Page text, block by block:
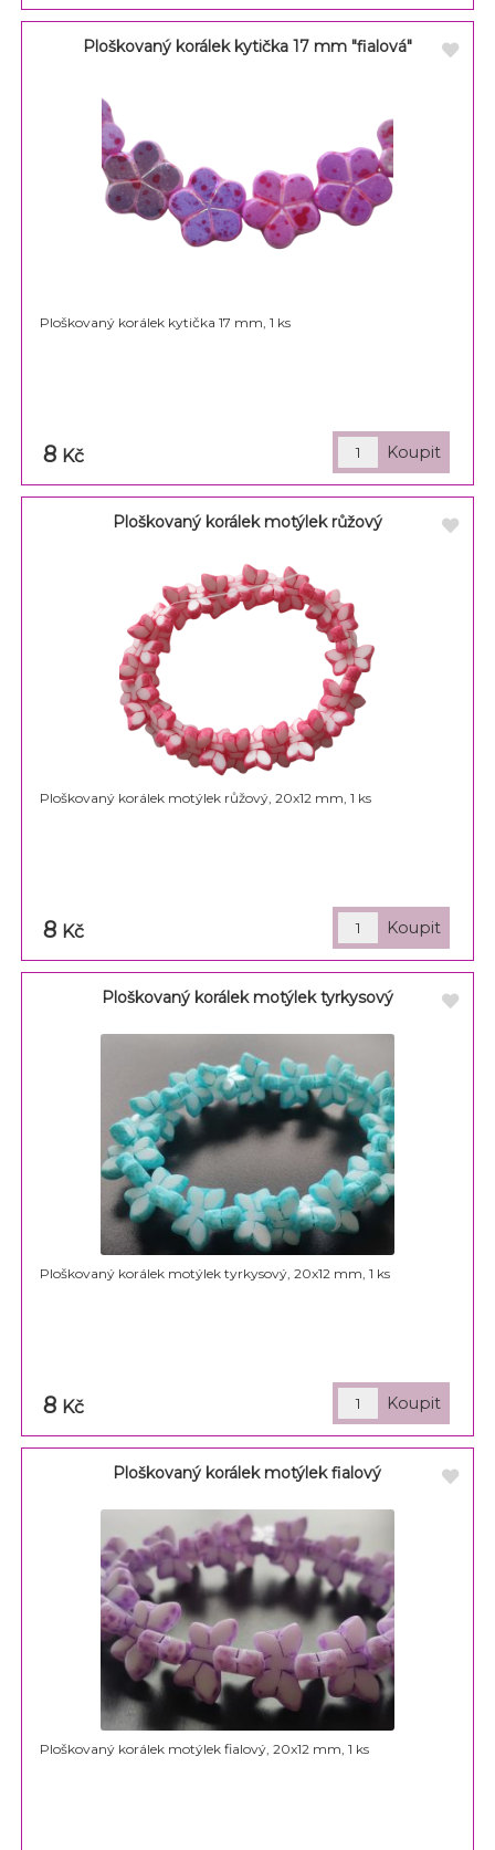
Ploškovaný korálek kytička 17 mm "fialová"
Ploškovaný korálek kytička 17 mm, 1 ks
8 Kč
Ploškovaný korálek motýlek růžový
Ploškovaný korálek motýlek růžový, 20x12 mm, 1 ks
8 Kč
Ploškovaný korálek motýlek tyrkysový
Ploškovaný korálek motýlek tyrkysový, 20x12 mm, 1 ks
8 Kč
Ploškovaný korálek motýlek fialový
Ploškovaný korálek motýlek fialový, 20x12 mm, 1 ks